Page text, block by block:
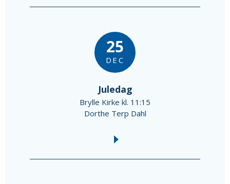
25
DEC
Juledag
Brylle Kirke kl. 11:15
Dorthe Terp Dahl